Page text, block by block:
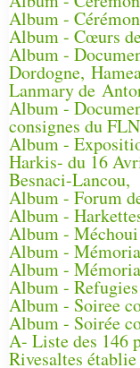
Album -
Album - Cœurs
Album -
Dordogne,
Lanmary de
Album -
consignes du
Album -
Harkis- du 16
Besnaci-Lancou,
Album - Forum
Album -
Album - Méchoui
Album -
Album -
Album -
Album - Soiree
Album - Soirée
A- Liste des 146
Rivesaltes